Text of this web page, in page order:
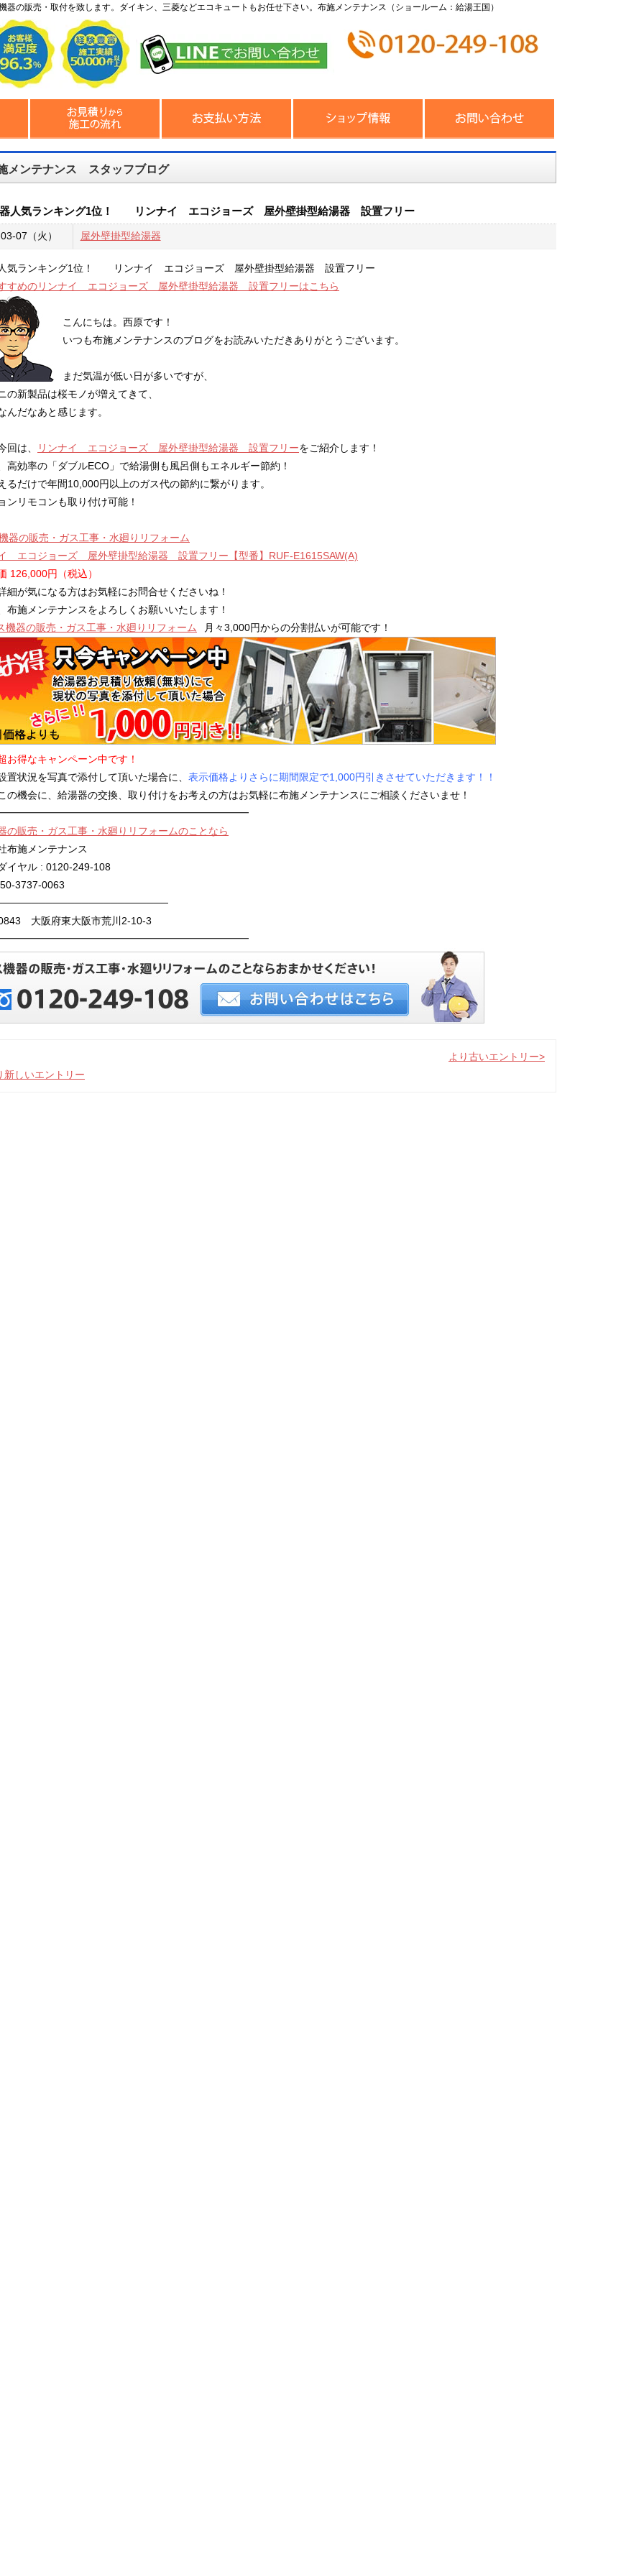
の販売・取付を致します。ダイキン、三菱などエコキュートもお任せ下さい。布施メンテナンス（ショールーム：給湯王国）
メンテナンス スタッフブログ
人気ランキング1位！ リンナイ エコジョーズ 屋外壁掛型給湯器 設置フリー
07（火） 屋外壁掛型給湯器
気ランキング1位！ リンナイ エコジョーズ 屋外壁掛型給湯器 設置フリー
すめのリンナイ エコジョーズ 屋外壁掛型給湯器 設置フリーはこちら
こんにちは。西原です！
いつも布施メンテナンスのブログをお読みいただきありがとうございます。
まだ気温が低い日が多いですが、
の新製品は桜モノが増えてきて、
んだなあと感じます。
回は、 リンナイ エコジョーズ 屋外壁掛型給湯器 設置フリーをご紹介します！
高効率の「ダブルECO」で給湯側も風呂側もエネルギー節約！
るだけで年間10,000円以上のガス代の節約に繋がります。
ンリモコンも取り付け可能！
エコジョーズ 屋外壁掛型給湯器 設置フリー【型番】RUF-E1615SAW(A)
126,000円（税込）
細が気になる方はお気軽にお問合せくださいね！
布施メンテナンスをよろしくお願いいたします！
月々3,000円からの分割払いが可能です！
お得なキャンペーン中です！
置状況を写真で添付して頂いた場合に、 表示価格よりさらに期間限定で1,000円引きさせていただきます！！
の機会に、給湯器の交換、取り付けをお考えの方はお気軽に布施メンテナンスにご相談くださいませ！
の販売・ガス工事・水廻りリフォームのことなら
布施メンテナンス
イヤル : 0120-249-108
3737-0063
大阪府東大阪市荒川2-10-3
より古いエントリー>
新しいエントリー